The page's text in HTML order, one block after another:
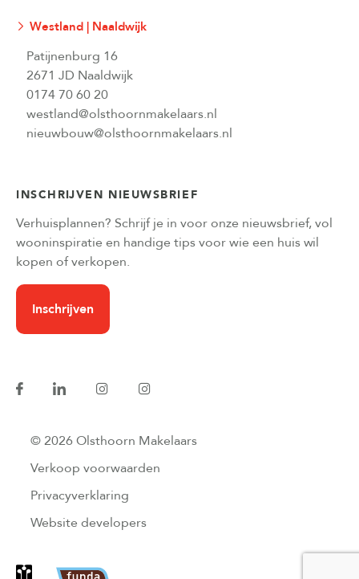
Westland | Naaldwijk
Patijnenburg 16
2671 JD Naaldwijk
0174 70 60 20
westland@olsthoornmakelaars.nl
nieuwbouw@olsthoornmakelaars.nl
INSCHRIJVEN NIEUWSBRIEF
Verhuisplannen? Schrijf je in voor onze nieuwsbrief, vol
wooninspiratie en handige tips voor wie een huis wil
kopen of verkopen.
Inschrijven
© 2026 Olsthoorn Makelaars
Verkoop voorwaarden
Privacyverklaring
Website developers